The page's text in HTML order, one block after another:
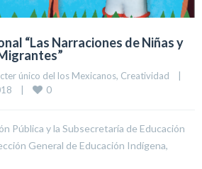
“Las Narraciones de Niñas y
único del los Mexicanos, Creatividad
|
| 0
Pública y la Subsecretaría de Educación
General de Educación Indígena,